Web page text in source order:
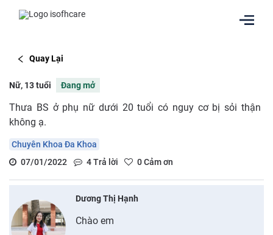
Quay Lại
Nữ, 13 tuổi Đang mở
Thưa BS ở phụ nữ dưới 20 tuổi có nguy cơ bị sỏi thận
không ạ.
Chuyên Khoa Đa Khoa
07/01/2022
4Trả lời 0Cảm ơn
Dương Thị Hạnh
Chào em